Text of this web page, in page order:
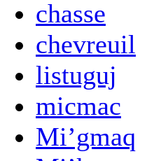
chasse
chevreuil
listuguj
micmac
Mi’gmaq